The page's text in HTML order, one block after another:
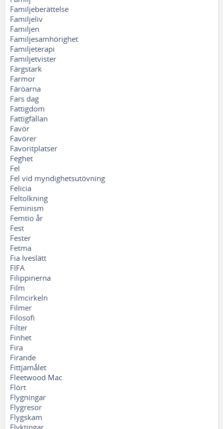
Familjeberättelse
Familjeliv
Familjen
Familjesamhörighet
Familjeterapi
Familjetvister
Färgstark
Farmor
Färöarna
Fars dag
Fattigdom
Fattigfällan
Favör
Favörer
Favoritplatser
Feghet
Fel
Fel vid myndighetsutövning
Felicia
Feltolkning
Feminism
Femtio år
Fest
Fester
Fetma
Fia Iveslätt
FIFA
Filippinerna
Film
Filmcirkeln
Filmer
Filosofi
Filter
Finhet
Fira
Firande
Fittjamålet
Fleetwood Mac
Flört
Flygningar
Flygresor
Flygskam
Flyktingar